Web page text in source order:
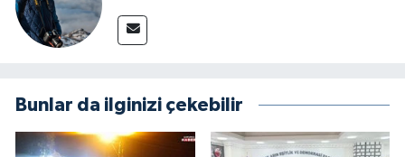
Bunlar da ilginizi çekebilir